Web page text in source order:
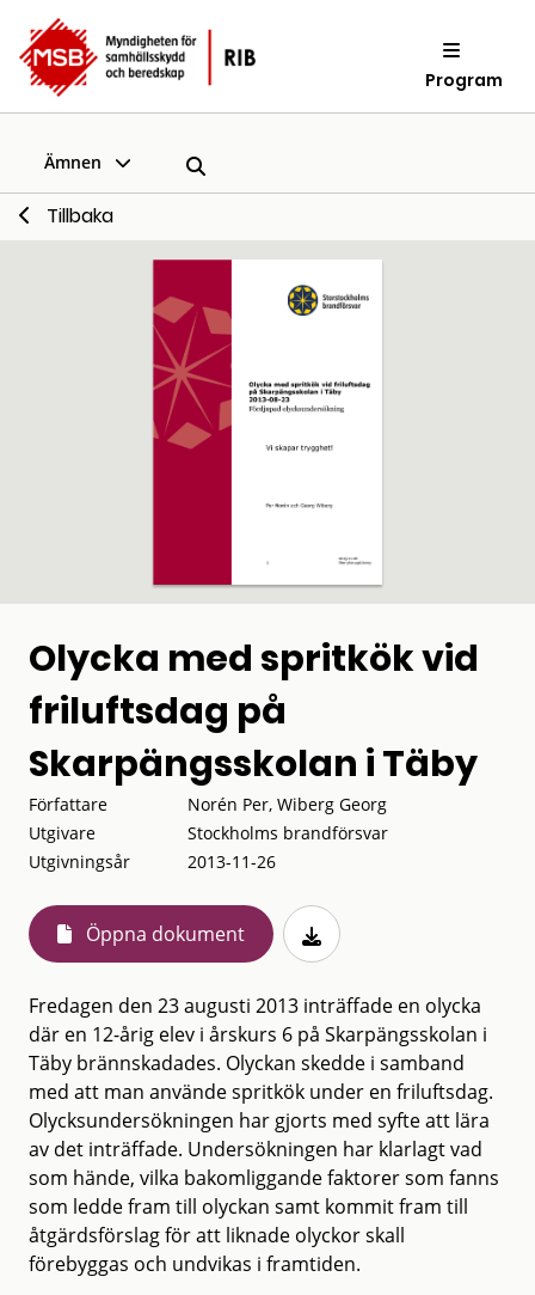
Program
Ämnen
Tillbaka
Olycka med spritkök vid
friluftsdag på
Skarpängsskolan i Täby
Författare
Norén Per, Wiberg Georg
Utgivare
Stockholms brandförsvar
Utgivningsår
2013-11-26
Öppna dokument
Fredagen den 23 augusti 2013 inträffade en olycka
där en 12-årig elev i årskurs 6 på Skarpängsskolan i
Täby brännskadades. Olyckan skedde i samband
med att man använde spritkök under en friluftsdag.
Olycksundersökningen har gjorts med syfte att lära
av det inträffade. Undersökningen har klarlagt vad
som hände, vilka bakomliggande faktorer som fanns
som ledde fram till olyckan samt kommit fram till
åtgärdsförslag för att liknade olyckor skall
förebyggas och undvikas i framtiden.